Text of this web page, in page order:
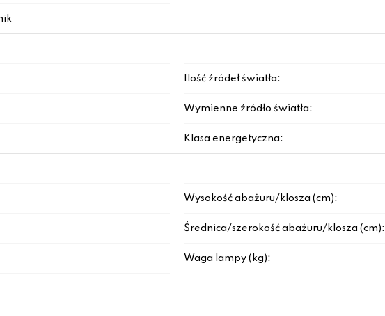
Ilość źródeł światła:
Wymienne źródło światła:
Klasa energetyczna:
Wysokość abażuru/klosza (cm):
Średnica/szerokość abażuru/klosza (cm):
Waga lampy (kg):